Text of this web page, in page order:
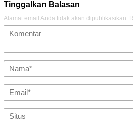
Tinggalkan Balasan
Alamat email Anda tidak akan dipublikasikan.